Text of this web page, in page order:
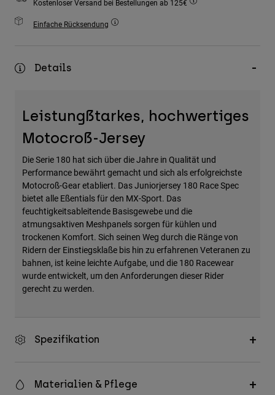
Zubehör
Hüte & Mützen
Kostenloser Versand bei Bestellungen ab 125€
Einfache Rücksendung
Details
Leistungßtarkes, hochwertiges
Motocroß-Jersey
Die Serie 180 hat sich über die Jahre in Qualität und
Performance bewährt gemacht und sich als erfolgreichste
Motocroß-Gear etabliert. Das Juniorjersey 180 Race Spec
bietet alle Eßentials für den MX-Sport. Das
feuchtigkeitsableitende Basisgewebe und die
atmungsaktiven Meshpanels sorgen für kühlen und
trockenen Komfort. Sich seinen Weg durch die Ränge von
Ridern der Einstiegsklaße bis hin zu erfahrenen Veteranen zu
bahnen, ist keine leichte Aufgabe, und die 180 Racewear
wurde entwickelt, um den Anforderungen dieser Rider
gerecht zu werden.
Spezifikation
Materialien & Pflege